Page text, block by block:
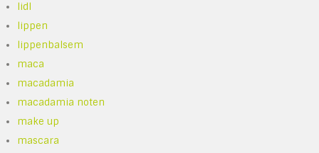
lidl
lippen
lippenbalsem
maca
macadamia
macadamia noten
make up
mascara